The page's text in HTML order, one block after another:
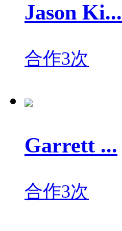
Jason Ki...
合作3次
Garrett ...
合作3次